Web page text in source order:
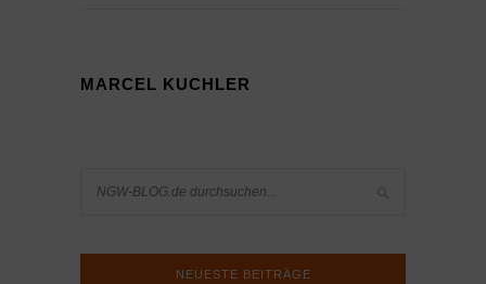
MARCEL KUCHLER
NEUESTE BEITRÄGE